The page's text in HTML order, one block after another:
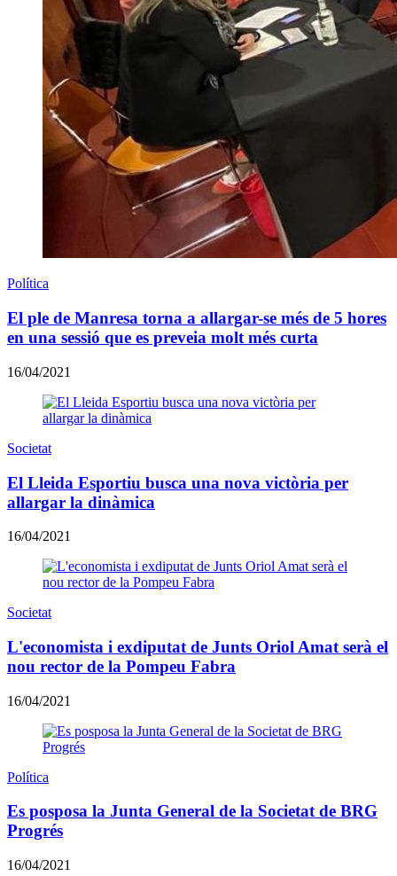
Política
El ple de Manresa torna a allargar-se més de 5 hores
en una sessió que es preveia molt més curta
16/04/2021
Societat
El Lleida Esportiu busca una nova victòria per
allargar la dinàmica
16/04/2021
Societat
L'economista i exdiputat de Junts Oriol Amat serà el
nou rector de la Pompeu Fabra
16/04/2021
Política
Es posposa la Junta General de la Societat de BRG
Progrés
16/04/2021